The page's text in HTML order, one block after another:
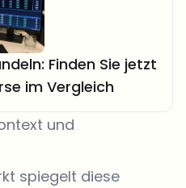
Finden Sie jetzt
im Vergleich
und
spiegelt diese